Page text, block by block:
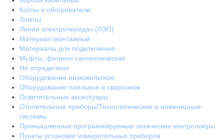
Котлы и обогреватели
Лампы
Линии электропередач (ЛЭП)
Материал монтажный
Материалы для подключения
Муфты, фитинги сантехнические
Не определено
Оборудование низковольтное
Оборудование паяльное и сварочное
Осветительные аксессуары
Отопительные приборы/Технологические и инженерные
системы
Промышленные программируемые логические контроллеры
Пункты установки измерительных приборов